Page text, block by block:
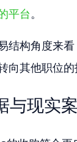
平台。
结构角度来
向其他职位
与现实